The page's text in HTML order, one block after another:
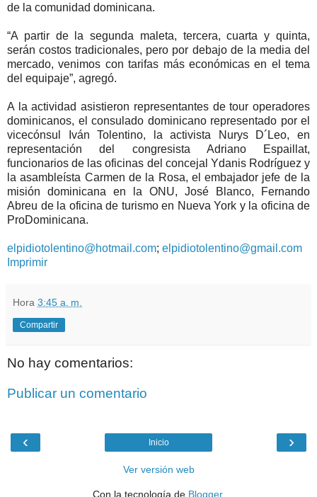
de la comunidad dominicana.
“A partir de la segunda maleta, tercera, cuarta y quinta,
serán costos tradicionales, pero por debajo de la media del
mercado, venimos con tarifas más económicas en el tema
del equipaje”, agregó.
A la actividad asistieron representantes de tour operadores
dominicanos, el consulado dominicano representado por el
vicecónsul Iván Tolentino, la activista Nurys D´Leo, en
representación del congresista Adriano Espaillat,
funcionarios de las oficinas del concejal Ydanis Rodríguez y
la asambleísta Carmen de la Rosa, el embajador jefe de la
misión dominicana en la ONU, José Blanco, Fernando
Abreu de la oficina de turismo en Nueva York y la oficina de
ProDominicana.
elpidiotolentino@hotmail.com; elpidiotolentino@gmail.com
Imprimir
Hora 3:45 a. m.
Compartir
No hay comentarios:
Publicar un comentario
‹ ›
Inicio
Ver versión web
Con la tecnología de Blogger.